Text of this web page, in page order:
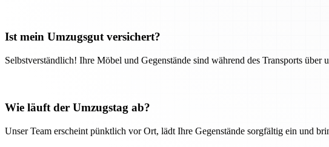
Ist mein Umzugsgut versichert?
Selbstverständlich! Ihre Möbel und Gegenstände sind während des Transports über
Wie läuft der Umzugstag ab?
Unser Team erscheint pünktlich vor Ort, lädt Ihre Gegenstände sorgfältig ein und